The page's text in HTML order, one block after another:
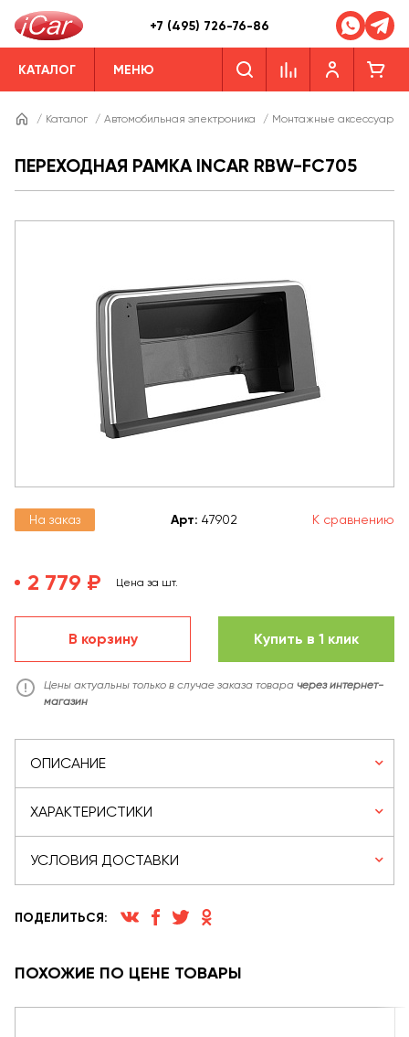
+7 (495) 726-76-86
КАТАЛОГ МЕНЮ
/ Каталог / Автомобильная электроника / Монтажные аксессуары
ПЕРЕХОДНАЯ РАМКА INCAR RBW-FC705
На заказ Арт: 47902 К сравнению
2 779 ₽ Цена за шт.
В корзину Купить в 1 клик
Цены актуальны только в случае заказа товара через интернет-
магазин
ОПИСАНИЕ
ХАРАКТЕРИСТИКИ
УСЛОВИЯ ДОСТАВКИ
ПОДЕЛИТЬСЯ:
ПОХОЖИЕ ПО ЦЕНЕ ТОВАРЫ